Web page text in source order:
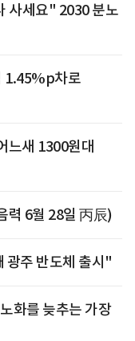
사세요" 2030 분노
1.45%p차로
느새 1300원대
력 6월 28일 丙辰)
광주 반도체 출시"
화를 늦추는 가장